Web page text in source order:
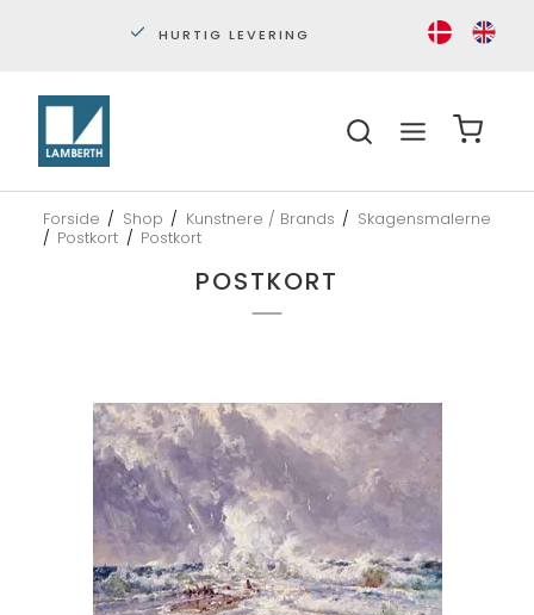
PERSONLIG KUNDESERVICE
Forside / Shop / Kunstnere / Brands / Skagensmalerne
/ Postkort / Postkort
POSTKORT